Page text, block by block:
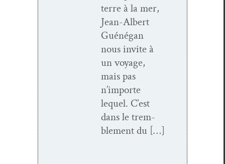
terre à la mer,
Jean-Albert
Guéné­gan
nous invite à
un voy­age,
mais pas
n’importe
lequel. C’est
dans le trem­
ble­ment du […]